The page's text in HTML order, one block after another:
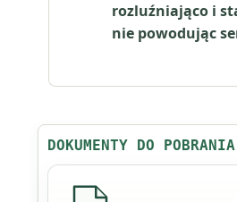
rozluźniająco i
nie powodując
DOKUMENTY DO POBRANIA